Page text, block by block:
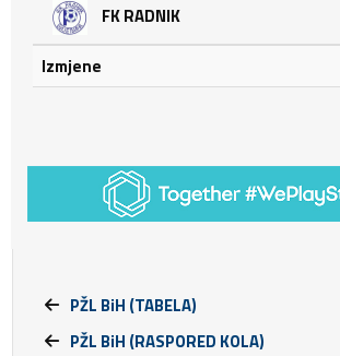
FK RADNIK
Izmjene
PŽL BiH (TABELA)
PŽL BiH (RASPORED KOLA)